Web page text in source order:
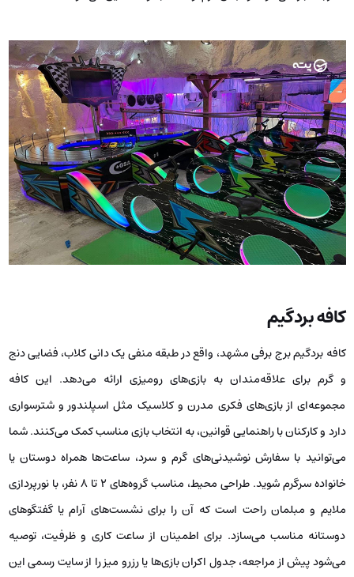
کافه بردگیم
کافه بردگیم برج برفی مشهد، واقع در طبقه منفی یک دانی کلاب، فضایی دنج
و گرم برای علاقه‌مندان به بازی‌های رومیزی ارائه می‌دهد. این کافه
مجموعه‌ای از بازی‌های فکری مدرن و کلاسیک مثل اسپلندور و شترسواری
دارد و کارکنان با راهنمایی قوانین، به انتخاب بازی مناسب کمک می‌کنند. شما
می‌توانید با سفارش نوشیدنی‌های گرم و سرد، ساعت‌ها همراه دوستان یا
خانواده سرگرم شوید. طراحی محیط، مناسب گروه‌های ۲ تا ۸ نفر، با نورپردازی
ملایم و مبلمان راحت است که آن را برای نشست‌های آرام یا گفتگوهای
دوستانه مناسب می‌سازد. برای اطمینان از ساعت کاری و ظرفیت، توصیه
می‌شود پیش از مراجعه، جدول اکران بازی‌ها یا رزرو میز را از سایت رسمی این